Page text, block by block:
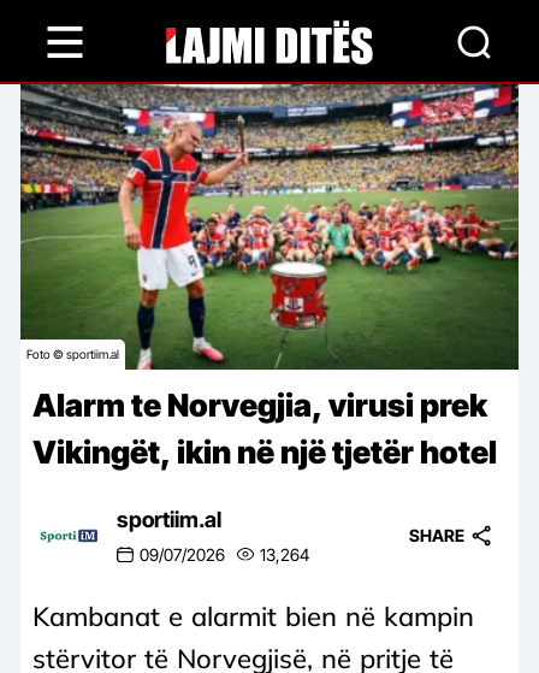
content
Foto © sportiim.al
Alarm te Norvegjia, virusi prek
Vikingët, ikin në një tjetër hotel
sportiim.al
09/07/2026 13,264
SHARE
Kambanat e alarmit bien në kampin
stërvitor të Norvegjisë, në pritje të